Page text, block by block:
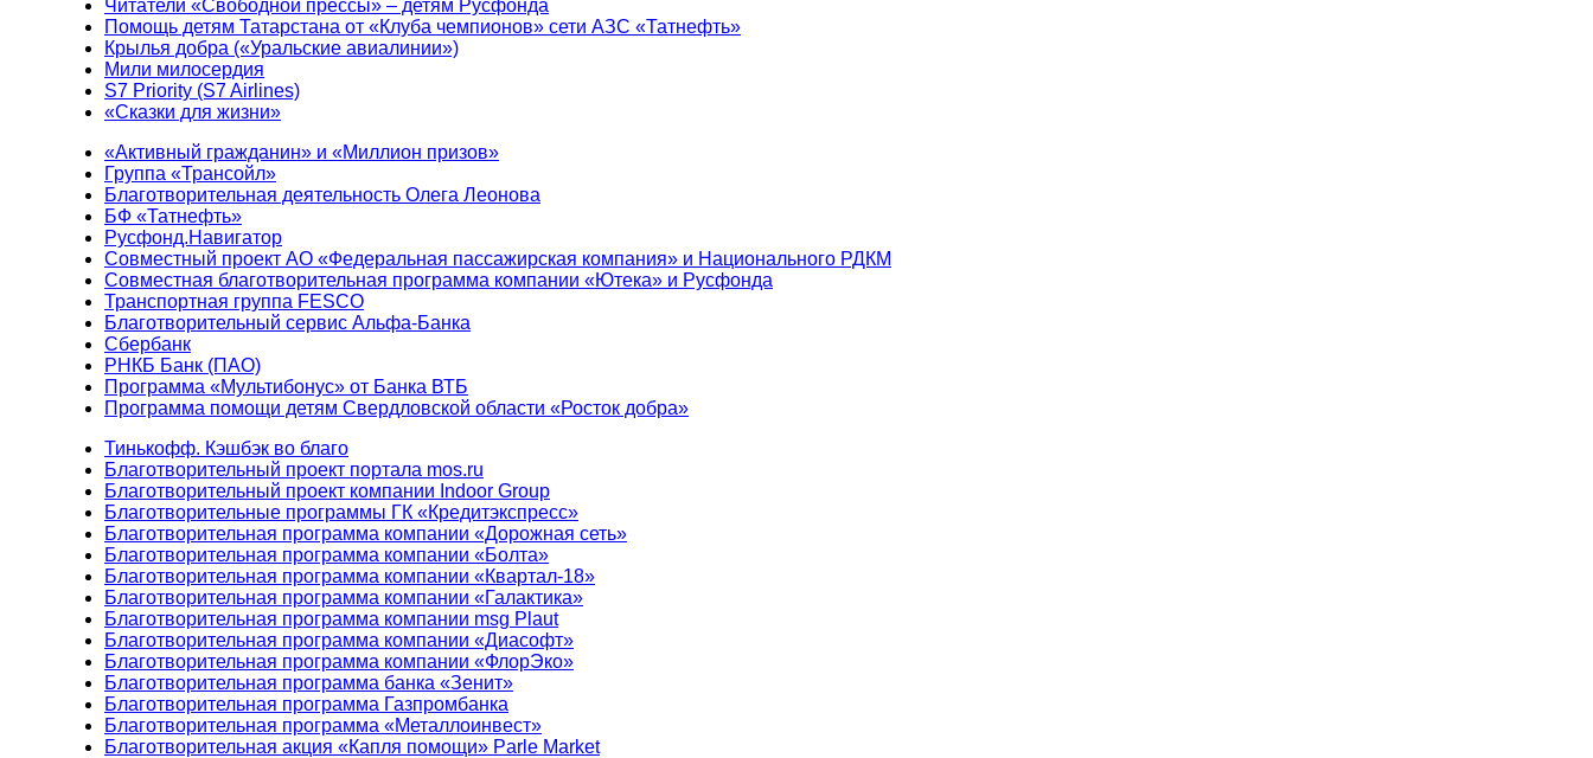
Читатели «Свободной прессы» – детям Русфонда
Помощь детям Татарстана от «Клуба чемпионов» сети АЗС «Татнефть»
Крылья добра («Уральские авиалинии»)
Мили милосердия
S7 Priority (S7 Airlines)
«Сказки для жизни»
«Активный гражданин» и «Миллион призов»
Группа «Трансойл»
Благотворительная деятельность Олега Леонова
БФ «Татнефть»
Русфонд.Навигатор
Совместный проект АО «Федеральная пассажирская компания» и Национального РДКМ
Совместная благотворительная программа компании «Ютека» и Русфонда
Транспортная группа FESCO
Благотворительный сервис Альфа-Банка
Сбербанк
РНКБ Банк (ПАО)
Программа «Мультибонус» от Банка ВТБ
Программа помощи детям Свердловской области «Росток добра»
Тинькофф. Кэшбэк во благо
Благотворительный проект портала mos.ru
Благотворительный проект компании Indoor Group
Благотворительные программы ГК «Кредитэкспресс»
Благотворительная программа компании «Дорожная сеть»
Благотворительная программа компании «Болта»
Благотворительная программа компании «Квартал-18»
Благотворительная программа компании «Галактика»
Благотворительная программа компании msg Plaut
Благотворительная программа компании «Диасофт»
Благотворительная программа компании «ФлорЭко»
Благотворительная программа банка «Зенит»
Благотворительная программа Газпромбанка
Благотворительная программа «Металлоинвест»
Благотворительная акция «Капля помощи» Parle Market